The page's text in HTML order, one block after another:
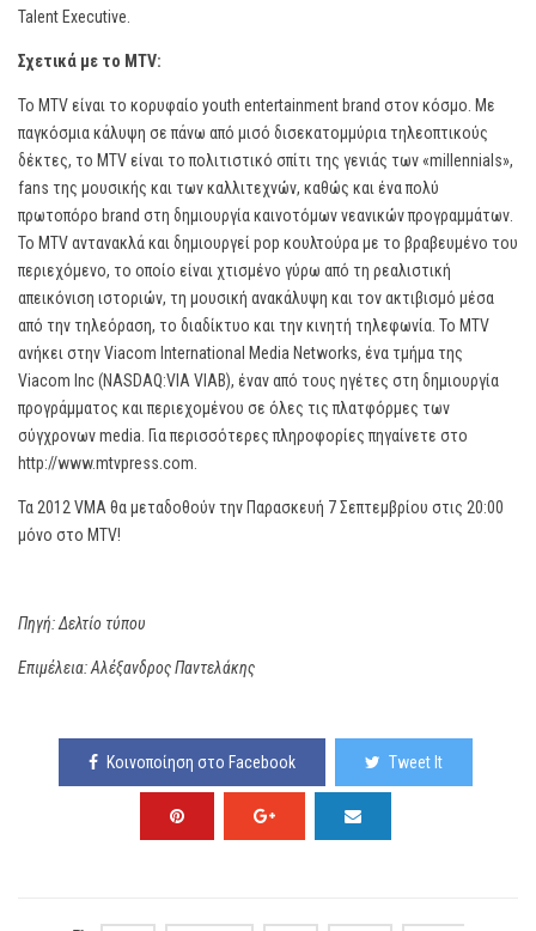
Talent Executive.
Σχετικά με το MTV:
Το MTV είναι το κορυφαίο youth entertainment brand στον κόσμο. Με
παγκόσμια κάλυψη σε πάνω από μισό δισεκατομμύρια τηλεοπτικούς
δέκτες, το MTV είναι το πολιτιστικό σπίτι της γενιάς των «millennials»,
fans της μουσικής και των καλλιτεχνών, καθώς και ένα πολύ
πρωτοπόρο brand στη δημιουργία καινοτόμων νεανικών προγραμμάτων.
Το MTV αντανακλά και δημιουργεί pop κουλτούρα με το βραβευμένο του
περιεχόμενο, το οποίο είναι χτισμένο γύρω από τη ρεαλιστική
απεικόνιση ιστοριών, τη μουσική ανακάλυψη και τον ακτιβισμό μέσα
από την τηλεόραση, το διαδίκτυο και την κινητή τηλεφωνία. Το MTV
ανήκει στην Viacom International Media Networks, ένα τμήμα της
Viacom Inc (NASDAQ:VIA VIAB), έναν από τους ηγέτες στη δημιουργία
προγράμματος και περιεχομένου σε όλες τις πλατφόρμες των
σύγχρονων media. Για περισσότερες πληροφορίες πηγαίνετε στο
http://www.mtvpress.com.
Τα 2012 VMA θα μεταδοθούν την Παρασκευή 7 Σεπτεμβρίου στις 20:00
μόνο στο MTV!
Πηγή: Δελτίο τύπου
Επιμέλεια: Αλέξανδρος Παντελάκης
Κοινοποίηση στο Facebook Tweet It